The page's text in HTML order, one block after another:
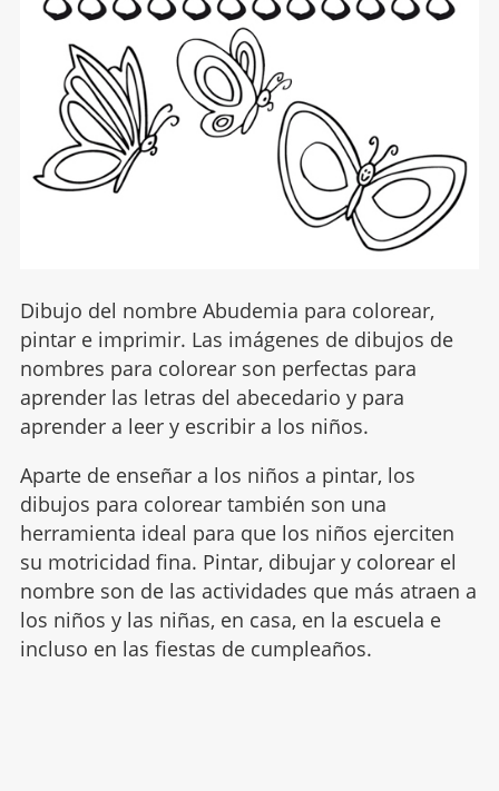
Dibujo del nombre Abudemia para colorear,
pintar e imprimir. Las imágenes de dibujos de
nombres para colorear son perfectas para
aprender las letras del abecedario y para
aprender a leer y escribir a los niños.
Aparte de enseñar a los niños a pintar, los
dibujos para colorear también son una
herramienta ideal para que los niños ejerciten
su motricidad fina. Pintar, dibujar y colorear el
nombre son de las actividades que más atraen a
los niños y las niñas, en casa, en la escuela e
incluso en las fiestas de cumpleaños.